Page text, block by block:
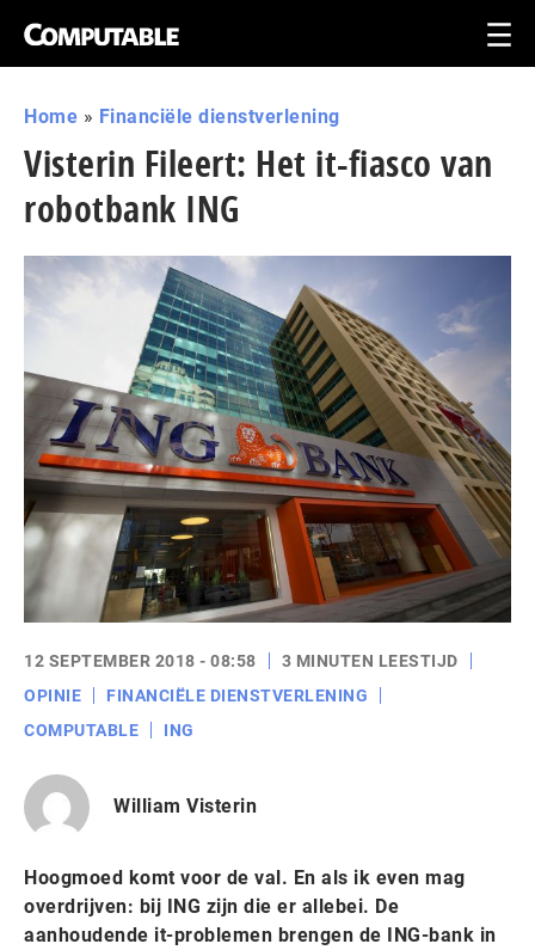
Home » Financiële dienstverlening
Visterin Fileert: Het it-fiasco van
robotbank ING
12 SEPTEMBER 2018 - 08:58
3 MINUTEN LEESTIJD
OPINIE
FINANCIËLE DIENSTVERLENING
COMPUTABLE
ING
William Visterin
Hoogmoed komt voor de val. En als ik even mag
overdrijven: bij ING zijn die er allebei. De
aanhoudende it-problemen brengen de ING-bank in